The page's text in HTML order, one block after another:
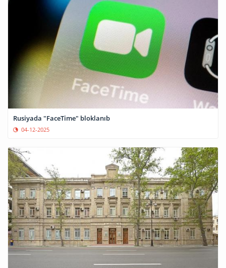
Rusiyada "FaceTime" bloklanıb
04-12-2025